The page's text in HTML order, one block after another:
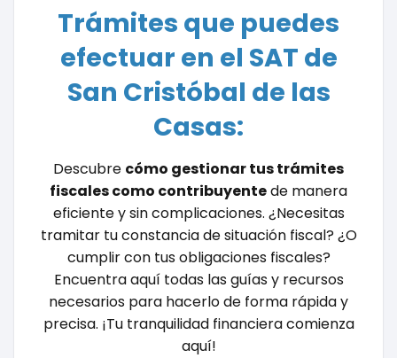
Trámites que puedes
efectuar en el SAT de
San Cristóbal de las
Casas:
Descubre cómo gestionar tus trámites
fiscales como contribuyentede manera
eficiente y sin complicaciones. ¿Necesitas
tramitar tu constancia de situación fiscal? ¿O
cumplir con tus obligaciones fiscales?
Encuentra aquí todas las guías y recursos
necesarios para hacerlo de forma rápida y
precisa. ¡Tu tranquilidad financiera comienza
aquí!